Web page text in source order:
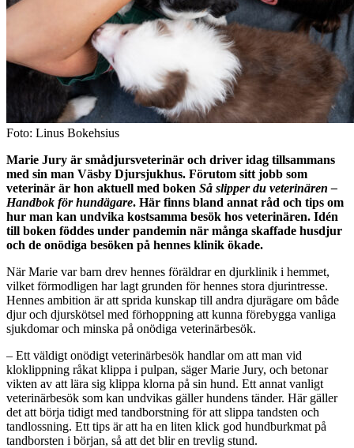
Foto: Linus Bokehsius
Marie Jury är smådjursveterinär och driver idag tillsammans
med sin man Väsby Djursjukhus. Förutom sitt jobb som
veterinär är hon aktuell med boken Så slipper du veterinären –
Handbok för hundägare. Här finns bland annat råd och tips om
hur man kan undvika kostsamma besök hos veterinären. Idén
till boken föddes under pandemin när många skaffade husdjur
och de onödiga besöken på hennes klinik ökade.
När Marie var barn drev hennes föräldrar en djurklinik i hemmet,
vilket förmodligen har lagt grunden för hennes stora djurintresse.
Hennes ambition är att sprida kunskap till andra djurägare om både
djur och djurskötsel med förhoppning att kunna förebygga vanliga
sjukdomar och minska på onödiga veterinärbesök.
– Ett väldigt onödigt veterinärbesök handlar om att man vid
kloklippning råkat klippa i pulpan, säger Marie Jury, och betonar
vikten av att lära sig klippa klorna på sin hund. Ett annat vanligt
veterinärbesök som kan undvikas gäller hundens tänder. Här gäller
det att börja tidigt med tandborstning för att slippa tandsten och
tandlossning. Ett tips är att ha en liten klick god hundburkmat på
tandborsten i början, så att det blir en trevlig stund.